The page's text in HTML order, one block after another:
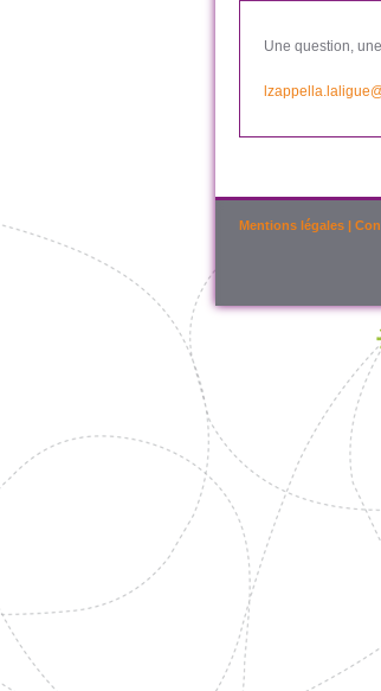
Une question,
Mentions légales |